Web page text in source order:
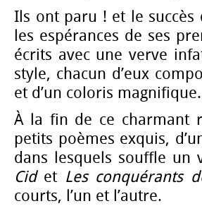
Ils ont paru ! et le succès
les espérances de ses
écrits avec une verve
style, chacun d’eux
et d’un coloris magnifique.
À la fin de ce charmant
petits poèmes exquis,
dans lesquels souffle un
Cidet Les conquérants
courts, l’un et l’autre.